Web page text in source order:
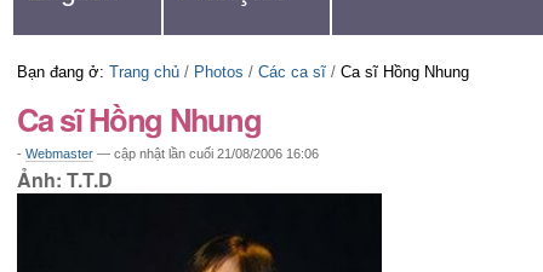
mục
định
hướng
Bạn đang ở: Trang chủ / Photos / Các ca sĩ / Ca sĩ Hồng Nhung
Ca sĩ Hồng Nhung
- Webmaster — cập nhật lần cuối 21/08/2006 16:06
Ảnh: T.T.D